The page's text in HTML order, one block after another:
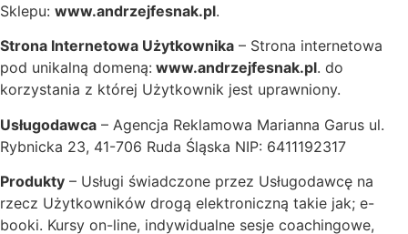
Sklepu: www.andrzejfesnak.pl.
Strona Internetowa Użytkownika – Strona internetowa
pod unikalną domeną: www.andrzejfesnak.pl. do
korzystania z której Użytkownik jest uprawniony.
Usługodawca – Agencja Reklamowa Marianna Garus ul.
Rybnicka 23, 41-706 Ruda Śląska NIP: 6411192317
Produkty – Usługi świadczone przez Usługodawcę na
rzecz Użytkowników drogą elektroniczną takie jak; e-
booki. Kursy on-line, indywidualne sesje coachingowe,